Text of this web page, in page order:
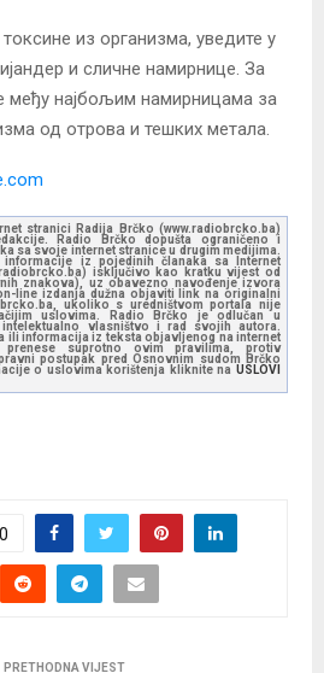
из организма, уведите у
и сличне намирнице. За
међу најбољим намирницама за
од отрова и тешких метала.
stranici Radija Brčko (www.radiobrcko.ba)
Radio Brčko dopušta ograničeno i
sa svoje internet stranice u drugim medijima.
iz pojedinih članaka sa Internet
isključivo kao kratku vijest od
znakova), uz obavezno navođenje izvora
line izdanja dužna objaviti link na originalni
ukoliko s uredništvom portala nije
uslovima. Radio Brčko je odlučan u
vlasništvo i rad svojih autora.
ili informacija iz teksta objavljenog na internet
prenese suprotno ovim pravilima, protiv
postupak pred Osnovnim sudom Brčko
o uslovima korištenja kliknite na USLOVI
0
PRETHODNA VIJEST